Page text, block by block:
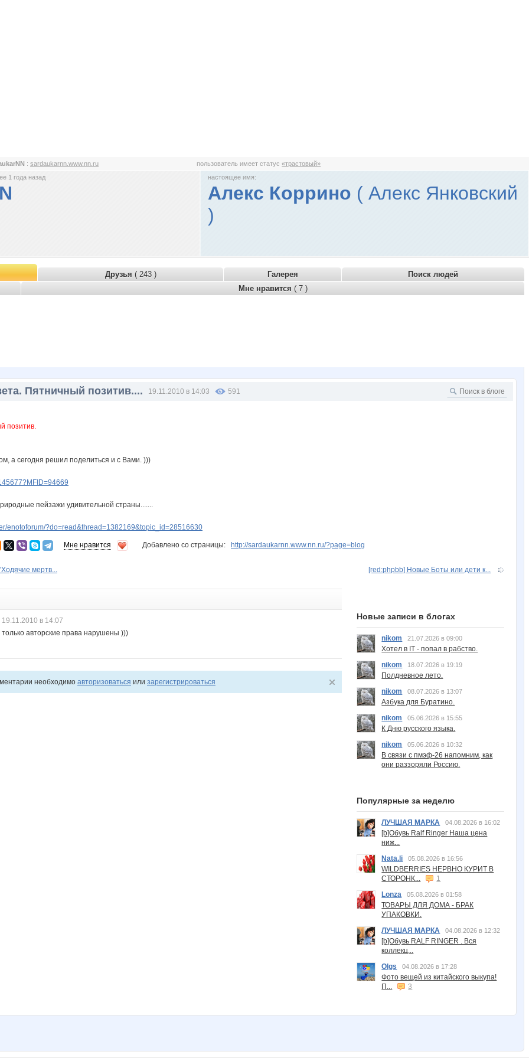
: sardaukarnn.www.nn.ru пользователь имеет статус«трастовый»
1 года назад
настоящее имя:
Алекс Коррино ( Алекс Янковский
)
Друзья ( 243 ) Галерея
Поиск людей
Мне нравится ( 7 )
Пятничный позитив.... 19.11.2010 в 14:03 591
позитив.
а сегодня решил поделиться и с Вами. )))
пейзажи удивительной страны.......
enotoforum/?do=read&thread=1382169&topic_id=28516630
Мне нравится Добавлено со страницы: http://sardaukarnn.www.nn.ru/?page=blog
мертв... [red:phpbb] Новые Боты или дети к...
19.11.2010 в 14:07
только авторские права нарушены )))
необходимо авторизоваться или зарегистрироваться
Новые записи в блогах
nikom 21.07.2026 в 09:00
Хотел в IT - попал в рабство.
nikom
18.07.2026 в 19:19
Полдневное лето.
nikom
08.07.2026 в 13:07
Азбука для Буратино.
nikom
05.06.2026 в 15:55
К Дню русского языка.
nikom
05.06.2026 в 10:32
В связи с пмэф-26 напомним, как
они раззоряли Россию.
Популярные за неделю
ЛУЧШАЯ МАРКА 04.08.2026 в 16:02
[b]Обувь Ralf Ringer Наша цена
ниж...
Nata.li
05.08.2026 в 16:56
WILDBERRIES НЕРВНО КУРИТ В
СТОРОНК...
1
Lonza
05.08.2026 в 01:58
ТОВАРЫ ДЛЯ ДОМА - БРАК
УПАКОВКИ.
ЛУЧШАЯ МАРКА
04.08.2026 в 12:32
[b]Обувь RALF RINGER . Вся
коллекц...
Olgs
04.08.2026 в 17:28
Фото вещей из китайского выкупа!
П...
3